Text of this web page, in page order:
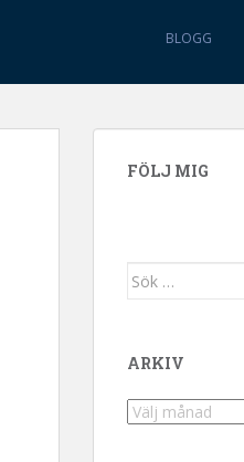
BLOGG
FÖLJ MIG
Sök efter:
ARKIV
Arkiv